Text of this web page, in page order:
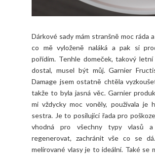
Dárkové sady mám stranšně moc ráda
co mě vyloženě naláká a pak si
pořídím. Tenhle domeček, takový
dostal, musel být můj. Garnier
Damage jsem ostatně chtěla
takže to byla jasná věc. Garnier
mi vždycky moc voněly, používala je
sestra. Je to posilující řada pro
vhodná pro všechny typy vlasů
regenerovat, zachránit vše co se
melírované vlasy je to ideální. Také se